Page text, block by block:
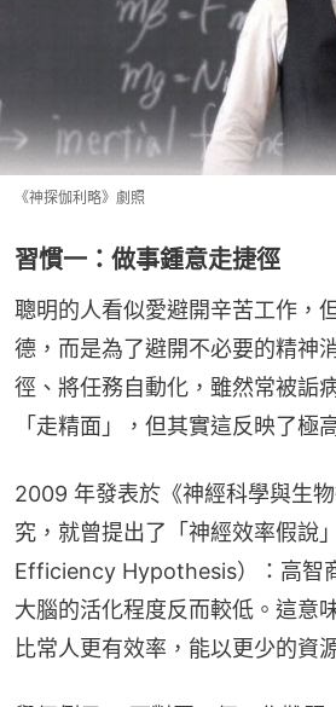
《神探伽利略》劇照
習慣一：做事鍾意走捷徑
聰明的人看似愛避開辛苦工作，
德，而是為了避開不必要的精神
徑、將任務自動化，雖然常被詬
「走精面」，但其實這反映了極
2009 年發表於《神經科學與生
究，就曾提出了「神經效率假說
Efficiency Hypothesis）：高智
大腦的活化程度反而較低。這意
比常人更有效率，能以更少的資